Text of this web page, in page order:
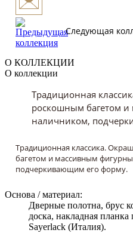
Следующая
О КОЛЛЕКЦИИ
О коллекции
Традиционная
роскошным багетом
наличником,
Традиционная классика.
багетом и массивным
подчеркивающим его форму.
Основа / материал:
Дверные полотна, брус
доска, накладная
Sayerlack (Италия).